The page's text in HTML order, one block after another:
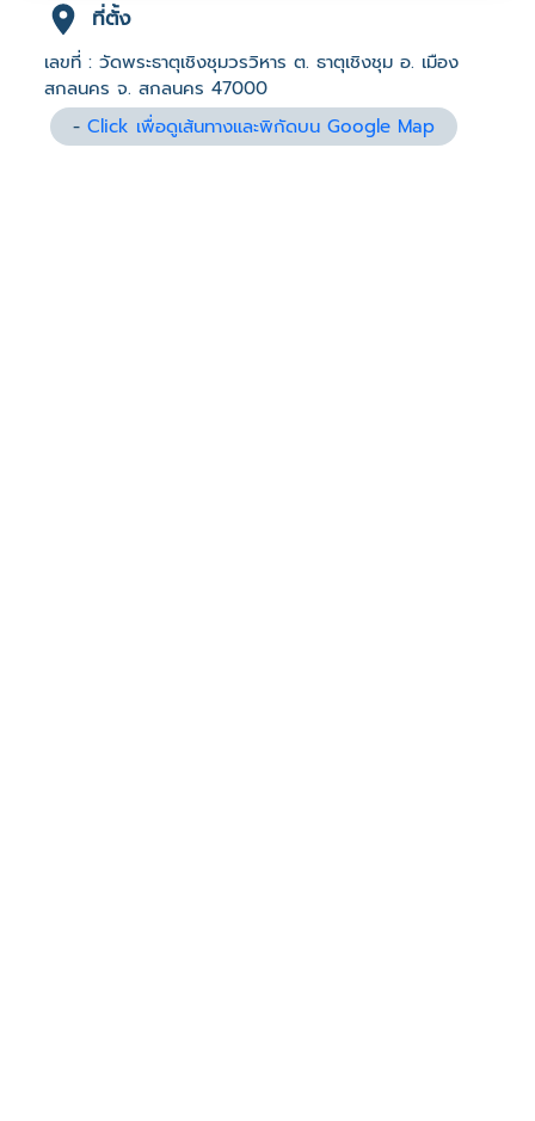
ที่ตั้ง
เลขที่ : วัดพระธาตุเชิงชุมวรวิหาร ต. ธาตุเชิงชุม อ. เมือง
สกลนคร จ. สกลนคร 47000
-Click เพื่อดูเส้นทางและพิกัดบน Google Map